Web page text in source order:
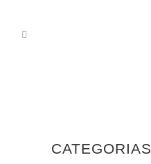
CATEGORIAS